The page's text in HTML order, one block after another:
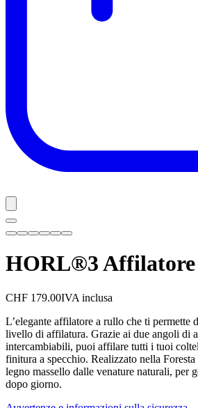
HORL®3Affilatore
CHF 179.00IVA inclusa
L’elegante affilatore a rullo che ti permette
livello di affilatura. Grazie ai due angoli di
intercambiabili, puoi affilare tutti i tuoi
finitura a specchio. Realizzato nella
legno massello dalle venature naturali, per
dopo giorno.